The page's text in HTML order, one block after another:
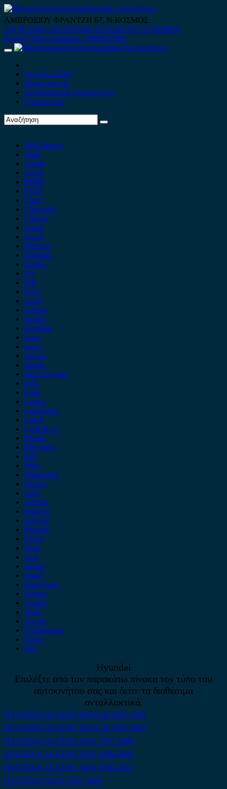
Skip
to
content
ΑΜΒΡΟΣΙΟΥ ΦΡΑΝΤΖΗ 67, Ν.ΚΟΣΜΟΣ
210 9012444 210 9239148 210 9238158 210 9026839
Κινητό-Viber-whatsapp : 6980507900
Primary
Αρχική Σελίδα
Ποιοί είμαστε
Ανταλλακτικά Αυτοκινήτων
Επικοινωνία
Alfa Romeo
Audi
Austin
Acura
BMW
BYD
Chery
Chevrolet
Citroen
Cupra
Dacia
Daewoo
Daihatsu
Dodge
DS
Fiat
Ford
Geely
Gonow
Honda
Hyundai
Isuzu
iveco
Jaecoo
Jaguar
Jeep Chrysler
KIA
Lada
Lancia
Leapmotor
Lexus
Lynk & co
Mazda
Mercedes
MG
Mini
Mitsubishi
Nissan
Opel
Omoda
Peugeot
Porsche
Renault
Rover
Saab
Seat
Skoda
Smart
ssangyong
Subaru
Suzuki
Tesla
Toyota
Volkswagen
Volvo
Xev
Hyundai
Επιλέξτε από τον παρακάτω πίνακα τον τύπο του
αυτοκινήτου σας και δείτε τα διαθέσιμα
ανταλλακτικά.
HYUNDAI ACCENT H/B-L/B 1997-1999
HYUNDAI ACCENT H/B-L/B 1999-2005
HYUNDAI ACCENT SDN 1997-1999
HYUNDAI ACCENT SDN 1999-2005
HYUNDAI ACCENT SDN 2006-2011
HYUNDAI ATOS 1997-2000